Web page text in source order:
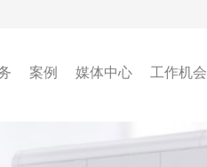
案例 媒体中心 工作机会